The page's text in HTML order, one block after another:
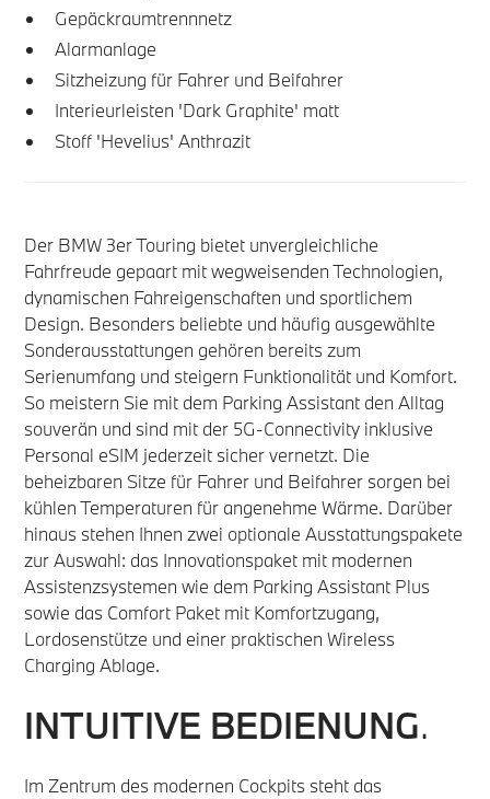
Gepäckraumtrennnetz
Alarmanlage
Sitzheizung für Fahrer und Beifahrer
Interieurleisten 'Dark Graphite' matt
Stoff 'Hevelius' Anthrazit
Der BMW 3er Touring bietet unvergleichliche
Fahrfreude gepaart mit wegweisenden Technologien,
dynamischen Fahreigenschaften und sportlichem
Design. Besonders beliebte und häufig ausgewählte
Sonderausstattungen gehören bereits zum
Serienumfang und steigern Funktionalität und Komfort.
So meistern Sie mit dem Parking Assistant den Alltag
souverän und sind mit der 5G-Connectivity inklusive
Personal eSIM jederzeit sicher vernetzt. Die
beheizbaren Sitze für Fahrer und Beifahrer sorgen bei
kühlen Temperaturen für angenehme Wärme. Darüber
hinaus stehen Ihnen zwei optionale Ausstattungspakete
zur Auswahl: das Innovationspaket mit modernen
Assistenzsystemen wie dem Parking Assistant Plus
sowie das Comfort Paket mit Komfortzugang,
Lordosenstütze und einer praktischen Wireless
Charging Ablage.
INTUITIVE BEDIENUNG.
Im Zentrum des modernen Cockpits steht das